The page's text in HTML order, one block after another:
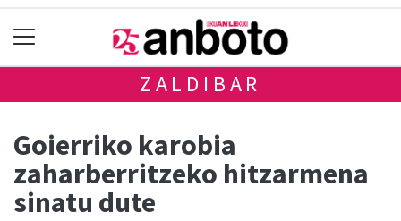
ZALDIBAR
Goierriko karobia
zaharberritzeko hitzarmena
sinatu dute